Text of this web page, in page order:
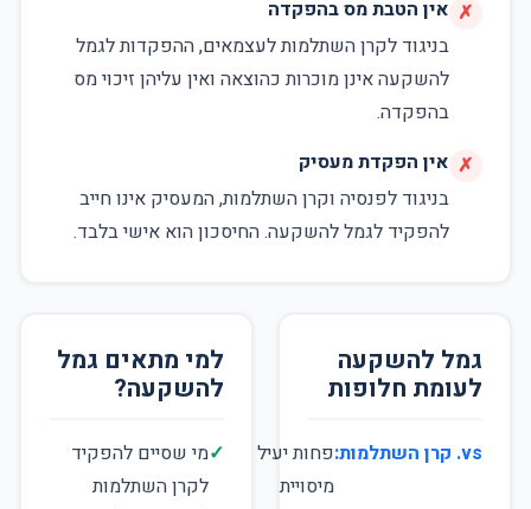
✗ אין הטבת מס בהפקדה
בניגוד לקרן השתלמות לעצמאים, ההפקדות לגמל
להשקעה אינן מוכרות כהוצאה ואין עליהן זיכוי מס
בהפקדה.
✗ אין הפקדת מעסיק
בניגוד לפנסיה וקרן השתלמות, המעסיק אינו חייב
להפקיד לגמל להשקעה. החיסכון הוא אישי בלבד.
גמל להשקעה
לעומת חלופות
vs. קרן השתלמות:
פחות יעיל
מיסויית
למי מתאים גמל
להשקעה?
✓מי שסיים להפקיד
לקרן השתלמות